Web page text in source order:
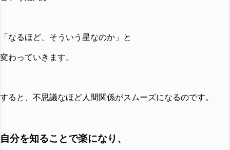
「なるほど、そういう星なのか」と
変わっていきます。
すると、不思議なほど人間関係がスムーズになるのです。
自分を知ることで楽になり、